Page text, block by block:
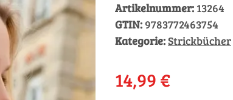
Artikelnummer: 13264
GTIN: 9783772463754
Kategorie:Strickbücher
14,99 €